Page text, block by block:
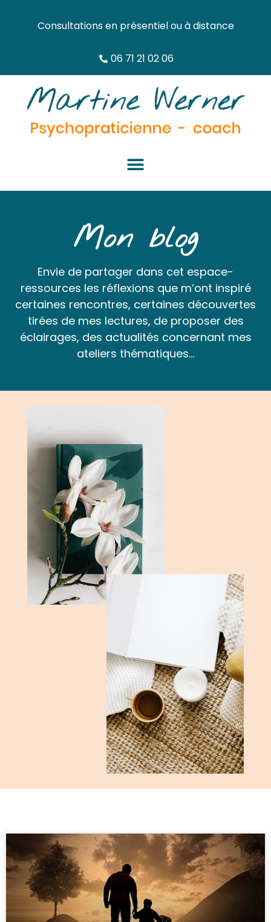
Consultations en présentiel ou à distance
06 71 21 02 06
Mon blog
Envie de partager dans cet espace-
ressources les réflexions que m’ont inspiré
certaines rencontres, certaines découvertes
tirées de mes lectures, de proposer des
éclairages, des actualités concernant mes
ateliers thématiques…